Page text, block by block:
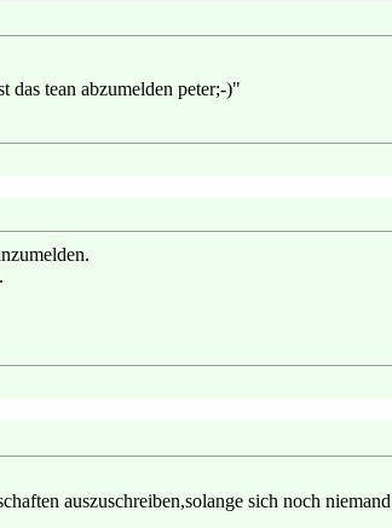
das tean abzumelden peter;-)"
auszuschreiben,solange sich noch